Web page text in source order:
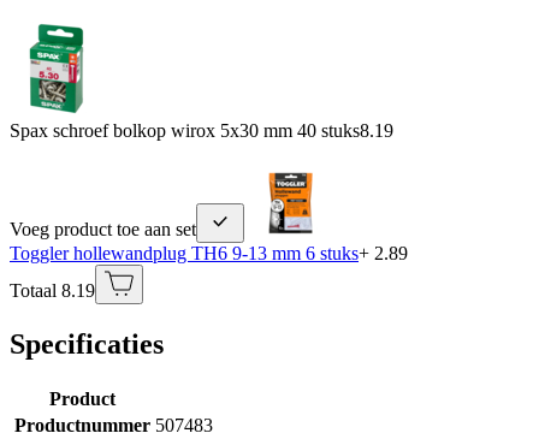
Spax schroef bolkop wirox 5x30 mm 40 stuks8.19
Voeg product toe aan set
Toggler hollewandplug TH6 9-13 mm 6 stuks+ 2.89
Totaal 8.19
Specificaties
Product
Productnummer 507483